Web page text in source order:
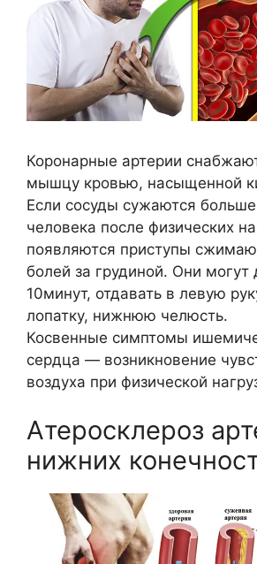
Коронарные артерии
мышцу кровью, насыщенной
Если сосуды сужаются
человека после физических
появляются приступы
болей за грудиной. Они могут
10минут, отдавать в левую
лопатку, нижнюю челюсть.
Косвенные симптомы
сердца — возникновение
воздуха при физической
Атеросклероз
нижних